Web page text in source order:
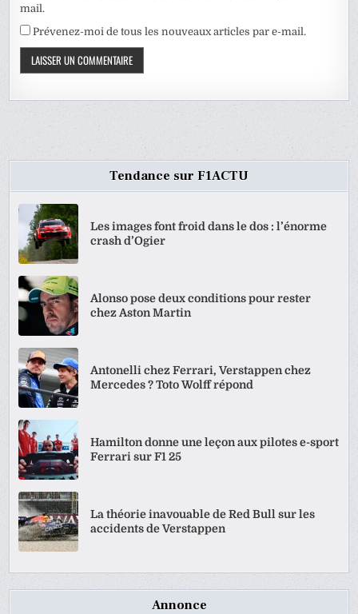
mail.
Prévenez-moi de tous les nouveaux articles par e-mail.
Tendance sur F1ACTU
Les images font froid dans le dos : l’énorme
crash d’Ogier
Alonso pose deux conditions pour rester
chez Aston Martin
Antonelli chez Ferrari, Verstappen chez
Mercedes ? Toto Wolff répond
Hamilton donne une leçon aux pilotes e-sport
Ferrari sur F1 25
La théorie inavouable de Red Bull sur les
accidents de Verstappen
Annonce